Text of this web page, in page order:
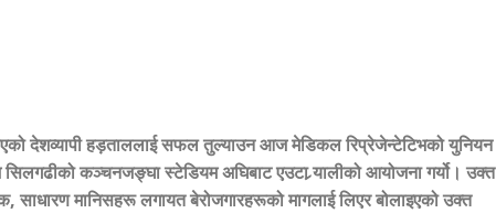
देशव्यापी हड़ताललाई सफल तुल्याउन आज मेडिकल रिप्रेजेन्टेटिभको युनियन
कञ्चनजङ्घा स्टेडियम अघिबाट एउटा र्‍यालीको आयोजना गर्यो। उक्त
, साधारण मानिसहरू लगायत बेरोजगारहरूको मागलाई लिएर बोलाइएको उक्त